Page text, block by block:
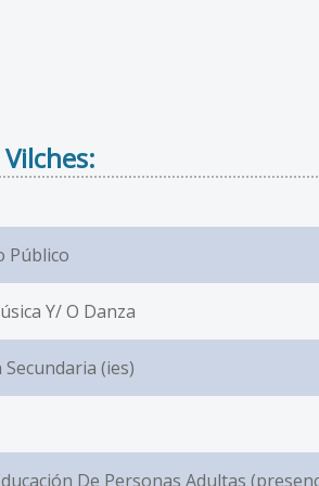
Público
Y/ O Danza
(ies)
De Personas Adultas